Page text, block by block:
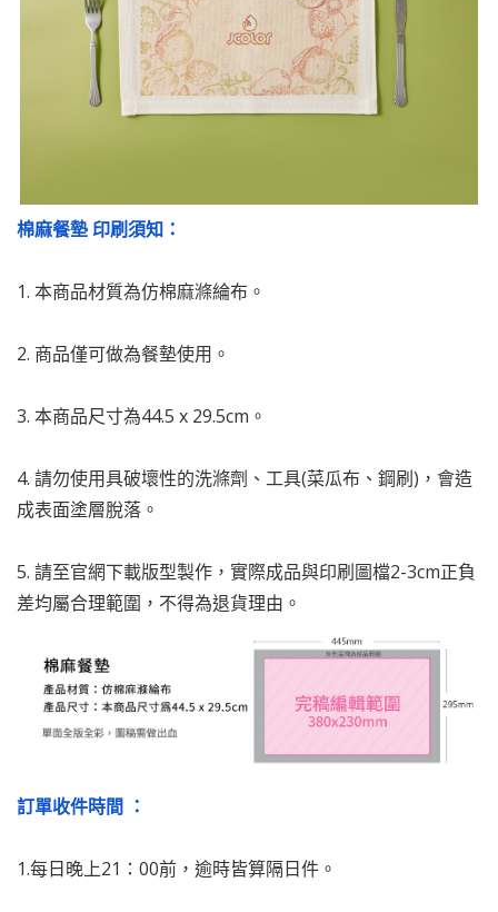
棉麻餐墊 印刷須知：
1. 本商品材質為仿棉麻滌綸布。
2. 商品僅可做為餐墊使用。
3. 本商品尺寸為44.5 x 29.5cm。
4. 請勿使用具破壞性的洗滌劑、工具(菜瓜布、鋼刷)，會造
成表面塗層脫落。
5. 請至官網下載版型製作，實際成品與印刷圖檔2-3cm正負
差均屬合理範圍，不得為退貨理由。
訂單收件時間 ：
1.每日晚上21：00前，逾時皆算隔日件。